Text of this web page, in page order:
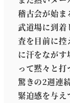
稽古会が始ま
武道場に到着
査を目前に控
に汗をなが
って黙々と打
驚きの2週連
緊迫感を与